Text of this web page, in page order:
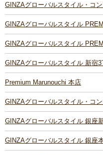
GINZAグローバルスタイル・コ
GINZAグローバルスタイル
GINZAグローバルスタイル
GINZAグローバルスタイル 新宿3
Premium Marunouchi 本店
GINZAグローバルスタイル・コ
GINZAグローバルスタイル 銀座
GINZAグローバルスタイル 銀座